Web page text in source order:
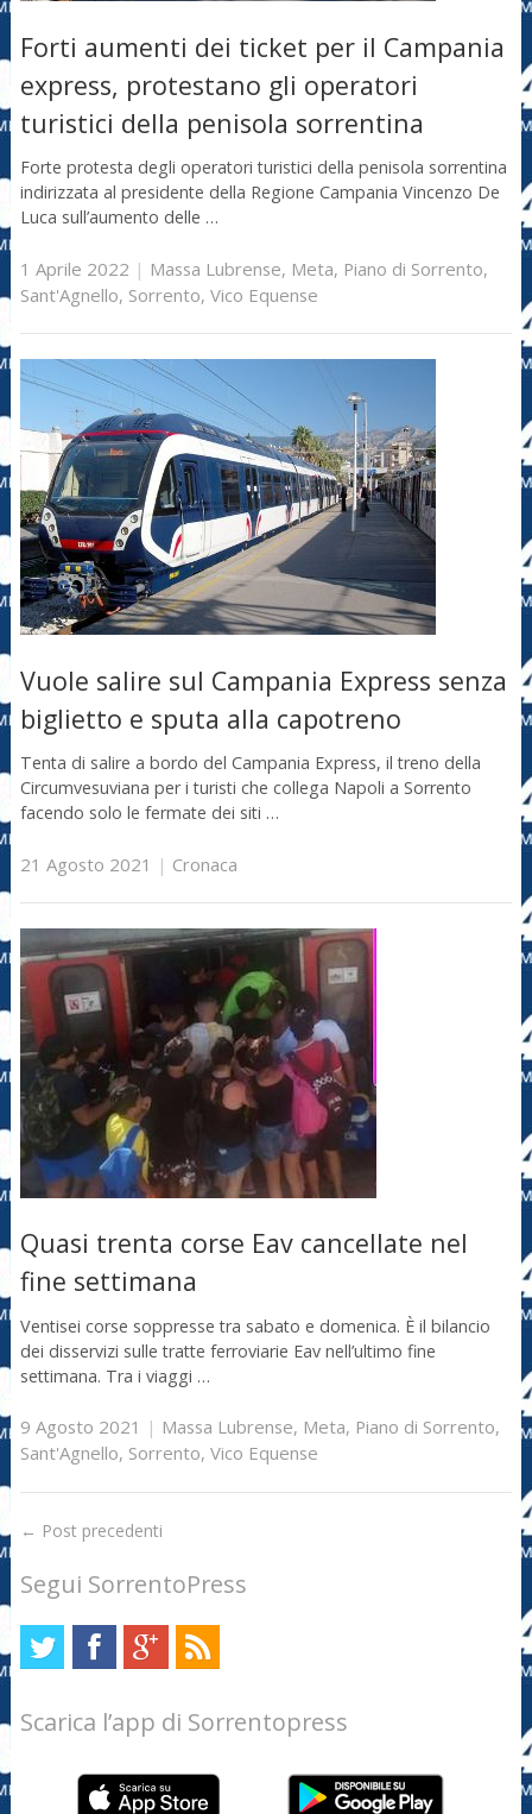
Forti aumenti dei ticket per il Campania
express, protestano gli operatori
turistici della penisola sorrentina
Forte protesta degli operatori turistici della penisola sorrentina
indirizzata al presidente della Regione Campania Vincenzo De
Luca sull’aumento delle …
1 Aprile 2022 | Massa Lubrense, Meta, Piano di Sorrento,
Sant'Agnello, Sorrento, Vico Equense
Vuole salire sul Campania Express senza
biglietto e sputa alla capotreno
Tenta di salire a bordo del Campania Express, il treno della
Circumvesuviana per i turisti che collega Napoli a Sorrento
facendo solo le fermate dei siti …
21 Agosto 2021 | Cronaca
Quasi trenta corse Eav cancellate nel
fine settimana
Ventisei corse soppresse tra sabato e domenica. È il bilancio
dei disservizi sulle tratte ferroviarie Eav nell’ultimo fine
settimana. Tra i viaggi …
9 Agosto 2021 | Massa Lubrense, Meta, Piano di Sorrento,
Sant'Agnello, Sorrento, Vico Equense
← Post precedenti
Segui SorrentoPress
Scarica l’app di Sorrentopress